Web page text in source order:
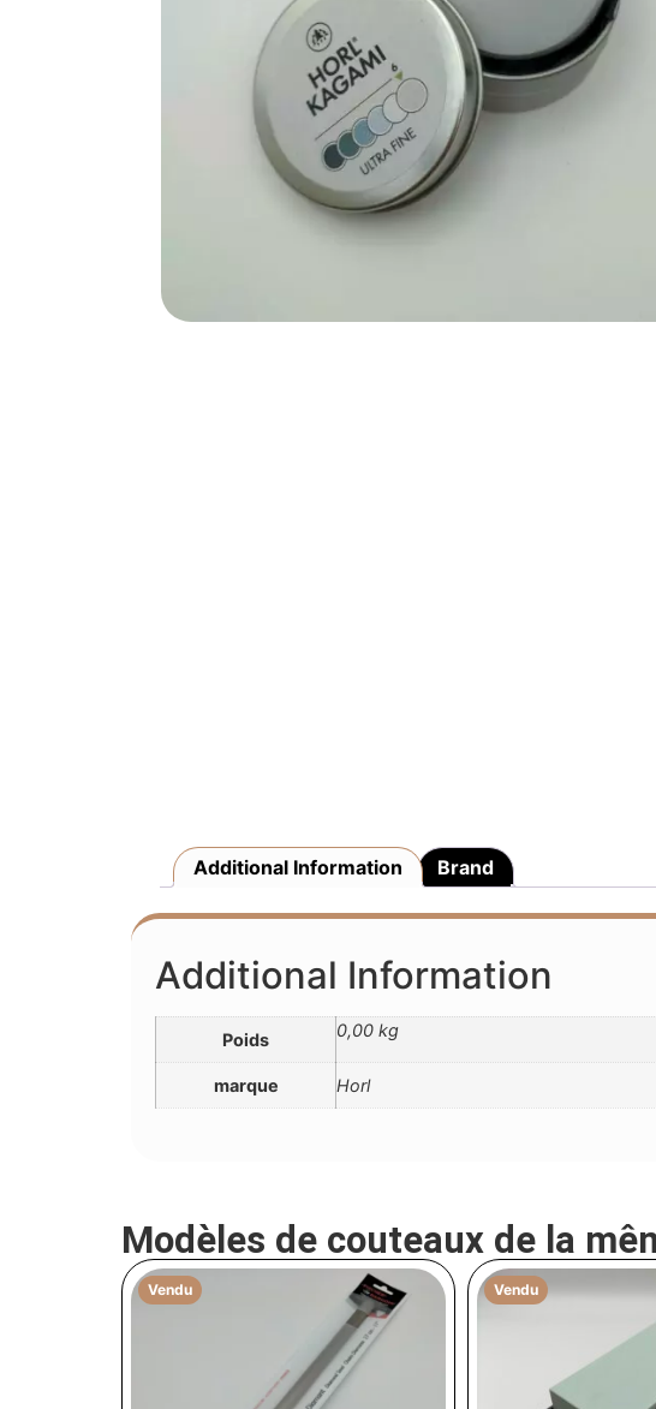
Additional Information Brand
Additional Information
Poids 0,00 kg
marque Horl
Modèles de couteaux de la
Vendu Vendu